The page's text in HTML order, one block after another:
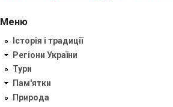
Меню
Історія і традиції
Регіони України
Тури
Пам'ятки
Природа